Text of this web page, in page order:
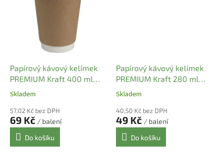
Papírový kávový kelímek
PREMIUM Kraft 400 ml
termo (pr. 90 mm) [25 ks]
Skladem
57,02 Kč bez DPH
69 Kč / balení
Do košíku
Papírový kávový kelímek
PREMIUM Kraft 280 ml
termo (pr. 80 mm) [25 ks]
Skladem
40,50 Kč bez DPH
49 Kč / balení
Do košíku